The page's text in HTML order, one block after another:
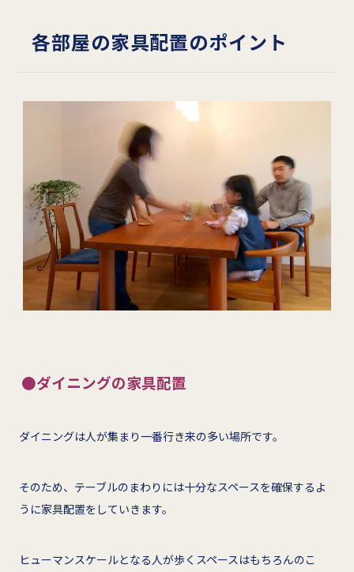
各部屋の家具配置のポイント
●ダイニングの家具配置
ダイニングは人が集まり一番行き来の多い場所です。
そのため、テーブルのまわりには十分なスペースを確保するよ
うに家具配置をしていきます。
ヒューマンスケールとなる人が歩くスペースはもちろんのこ